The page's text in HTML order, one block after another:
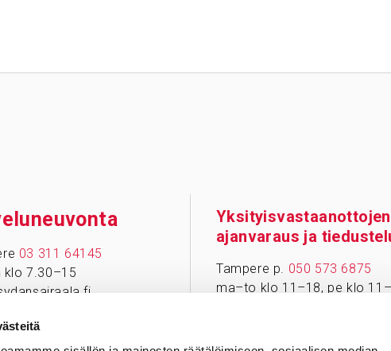
03 311 64145
klo 7.30–15
perua ajan tai sinulla
Yksityisvastaanottojen
ajanvaraus ja
Tampere p. 050 573 6875
ma–to klo 11–18, pe klo